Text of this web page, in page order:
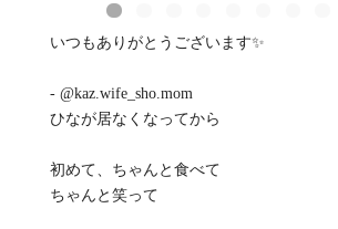
いつもありがとうございます✨
- @kaz.wife_sho.mom
ひなが居なくなってから
初めて、ちゃんと食べて
ちゃんと笑って